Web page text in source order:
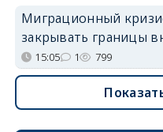
Миграционный
закрывать границы
15:05 1 799